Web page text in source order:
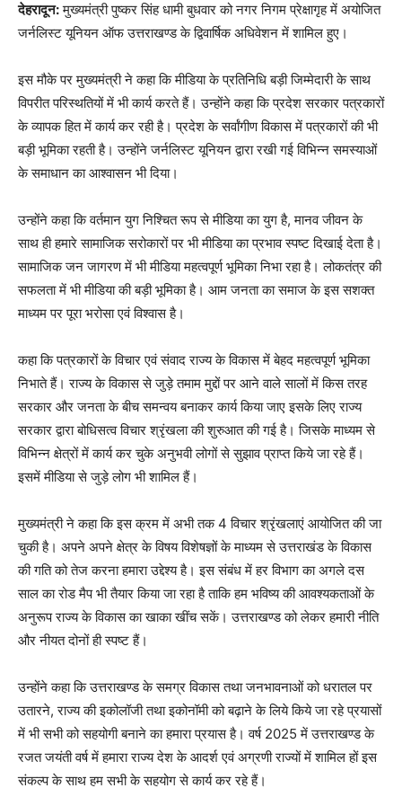
देहरादून:मुख्यमंत्री पुष्कर सिंह धामी बुधवार को नगर निगम प्रेक्षागृह में अयोजित
जर्नलिस्ट यूनियन ऑफ उत्तराखण्ड के द्विवार्षिक अधिवेशन में शामिल हुए।
इस मौके पर मुख्यमंत्री ने कहा कि मीडिया के प्रतिनिधि बड़ी जिम्मेदारी के साथ
विपरीत परिस्थतियों में भी कार्य करते हैं। उन्होंने कहा कि प्रदेश सरकार पत्रकारों
के व्यापक हित में कार्य कर रही है। प्रदेश के सर्वांगीण विकास में पत्रकारों की भी
बड़ी भूमिका रहती है। उन्होंने जर्नलिस्ट यूनियन द्वारा रखी गई विभिन्न समस्याओं
के समाधान का आश्वासन भी दिया।
उन्होंने कहा कि वर्तमान युग निश्चित रूप से मीडिया का युग है, मानव जीवन के
साथ ही हमारे सामाजिक सरोकारों पर भी मीडिया का प्रभाव स्पष्ट दिखाई देता है।
सामाजिक जन जागरण में भी मीडिया महत्वपूर्ण भूमिका निभा रहा है। लोकतंत्र की
सफलता में भी मीडिया की बड़ी भूमिका है। आम जनता का समाज के इस सशक्त
माध्यम पर पूरा भरोसा एवं विश्वास है।
कहा कि पत्रकारों के विचार एवं संवाद राज्य के विकास में बेहद महत्वपूर्ण भूमिका
निभाते हैं। राज्य के विकास से जुड़े तमाम मुद्दों पर आने वाले सालों में किस तरह
सरकार और जनता के बीच समन्वय बनाकर कार्य किया जाए इसके लिए राज्य
सरकार द्वारा बोधिसत्व विचार श्रृंखला की शुरुआत की गई है। जिसके माध्यम से
विभिन्न क्षेत्रों में कार्य कर चुके अनुभवी लोगों से सुझाव प्राप्त किये जा रहे हैं।
इसमें मीडिया से जुड़े लोग भी शामिल हैं।
मुख्यमंत्री ने कहा कि इस क्रम में अभी तक 4 विचार श्रृंखलाएं आयोजित की जा
चुकी है। अपने अपने क्षेत्र के विषय विशेषज्ञों के माध्यम से उत्तराखंड के विकास
की गति को तेज करना हमारा उद्देश्य है। इस संबंध में हर विभाग का अगले दस
साल का रोड मैप भी तैयार किया जा रहा है ताकि हम भविष्य की आवश्यकताओं के
अनुरूप राज्य के विकास का खाका खींच सकें। उत्तराखण्ड को लेकर हमारी नीति
और नीयत दोनों ही स्पष्ट हैं।
उन्होंने कहा कि उत्तराखण्ड के समग्र विकास तथा जनभावनाओं को धरातल पर
उतारने, राज्य की इकोलॉजी तथा इकोनॉमी को बढ़ाने के लिये किये जा रहे प्रयासों
में भी सभी को सहयोगी बनाने का हमारा प्रयास है। वर्ष 2025 में उत्तराखण्ड के
रजत जयंती वर्ष में हमारा राज्य देश के आदर्श एवं अग्रणी राज्यों में शामिल हों इस
संकल्प के साथ हम सभी के सहयोग से कार्य कर रहे हैं।